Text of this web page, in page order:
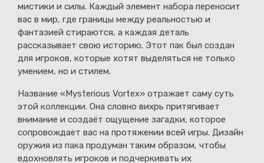
мистики и силы. Каждый элемент набора переносит
вас в мир, где границы между реальностью и
фантазией стираются, а каждая деталь
рассказывает свою историю. Этот пак был создан
для игроков, которые хотят выделяться не только
умением, но и стилем.
Название «Mysterious Vortex» отражает саму суть
этой коллекции. Она словно вихрь притягивает
внимание и создаёт ощущение загадки, которое
сопровождает вас на протяжении всей игры. Дизайн
оружия из пака продуман таким образом, чтобы
вдохновлять игроков и подчеркивать их